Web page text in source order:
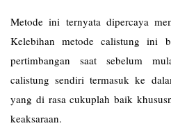
Metode ini ternyata dipercaya
Kelebihan metode calistung ini
pertimbangan saat sebelum
calistung sendiri termasuk ke
yang di rasa cukuplah baik
keaksaraan.